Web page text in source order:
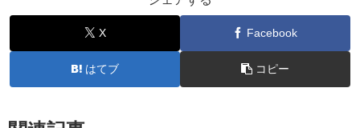
X Facebook
はてブ コピー